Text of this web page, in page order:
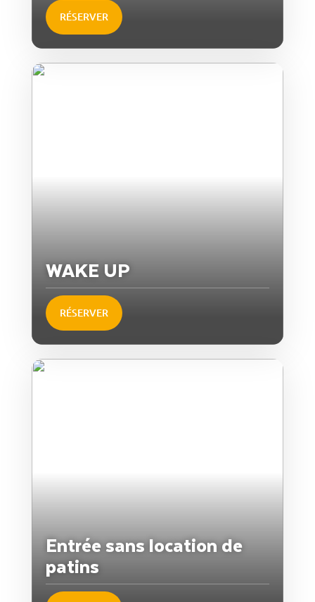
RÉSERVER
WAKE UP
RÉSERVER
Entrée sans location de
patins